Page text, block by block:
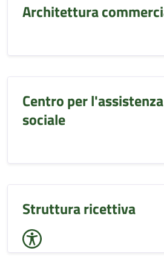
Architettura
Centro per
sociale
Struttura ricettiva